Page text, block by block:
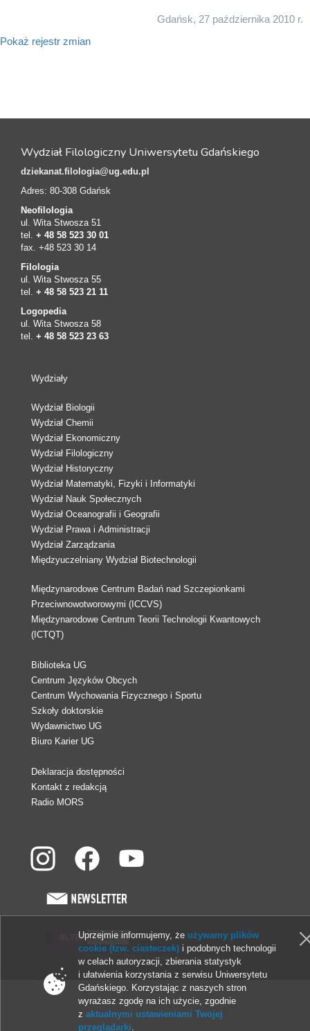
Gdańsk, 27 października 2010 r.
Pokaż rejestr zmian
Wydział Filologiczny Uniwersytetu Gdańskiego
dziekanat.filologia@ug.edu.pl
Adres: 80-308 Gdańsk
Neofilologia
ul. Wita Stwosza 51
tel. + 48 58 523 30 01
fax. +48 523 30 14
Filologia
ul. Wita Stwosza 55
tel. + 48 58 523 21 11
Logopedia
ul. Wita Stwosza 58
tel. + 48 58 523 23 63
Wydziały
Wydział Biologii
Wydział Chemii
Wydział Ekonomiczny
Wydział Filologiczny
Wydział Historyczny
Wydział Matematyki, Fizyki i Informatyki
Wydział Nauk Społecznych
Wydział Oceanografii i Geografii
Wydział Prawa i Administracji
Wydział Zarządzania
Międzyuczelniany Wydział Biotechnologii
Międzynarodowe Centrum Badań nad Szczepionkami
Przeciwnowotworowymi (ICCVS)
Międzynarodowe Centrum Teorii Technologii Kwantowych
(ICTQT)
Biblioteka UG
Centrum Języków Obcych
Centrum Wychowania Fizycznego i Sportu
Szkoły doktorskie
Wydawnictwo UG
Biuro Karier UG
Deklaracja dostępności
Kontakt z redakcją
Radio MORS
© 2013-2026 Uniwersytet Gdański
Uprzejmie informujemy, że używamy plików
cookie (tzw. ciasteczek) i podobnych technologii
w celach autoryzacji, zbierania statystyk
i ułatwienia korzystania z serwisu Uniwersytetu
Gdańskiego. Korzystając z naszych stron
wyrażasz zgodę na ich użycie, zgodnie
zaktualnymi ustawieniami Twojej
przeglądarki.